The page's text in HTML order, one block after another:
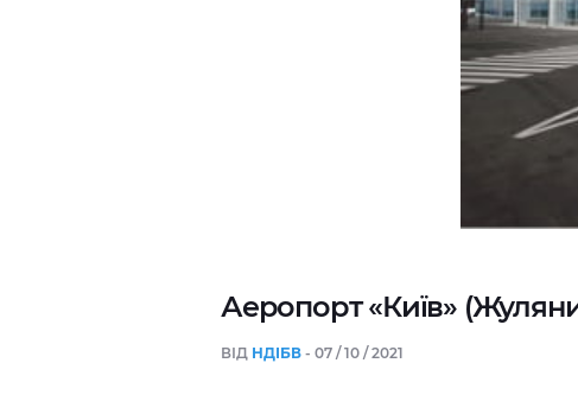
Аеропорт «Київ»
ВІД НДІБВ - 07 / 10 / 2021